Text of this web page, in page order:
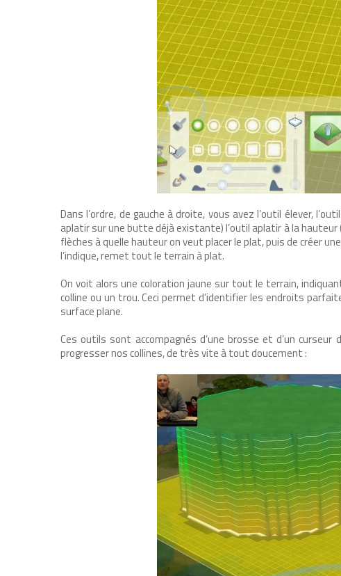
Dans l’ordre, de gauche à droite, vous avez l’outil élever,
aplatir sur une butte déjà existante) l’outil aplatir à la hauteur
flèches à quelle hauteur on veut placer le plat, puis de créer
l’indique, remet tout le terrain à plat.
On voit alors une coloration jaune sur tout le terrain,
colline ou un trou. Ceci permet d’identifier les endroits
surface plane.
Ces outils sont accompagnés d’une brosse et d’un
progresser nos collines, de très vite à tout doucement :